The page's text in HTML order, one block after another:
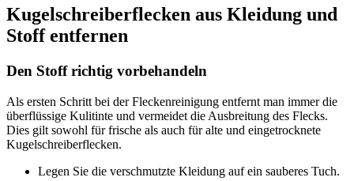
Kugelschreiberflecken aus Kleidung und
Stoff entfernen
Den Stoff richtig vorbehandeln
Als ersten Schritt bei der Fleckenreinigung entfernt man immer die
überflüssige Kulitinte und vermeidet die Ausbreitung des Flecks.
Dies gilt sowohl für frische als auch für alte und eingetrocknete
Kugelschreiberflecken.
Legen Sie die verschmutzte Kleidung auf ein sauberes Tuch.